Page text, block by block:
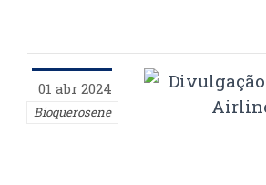
01 abr 2024
Bioquerosene